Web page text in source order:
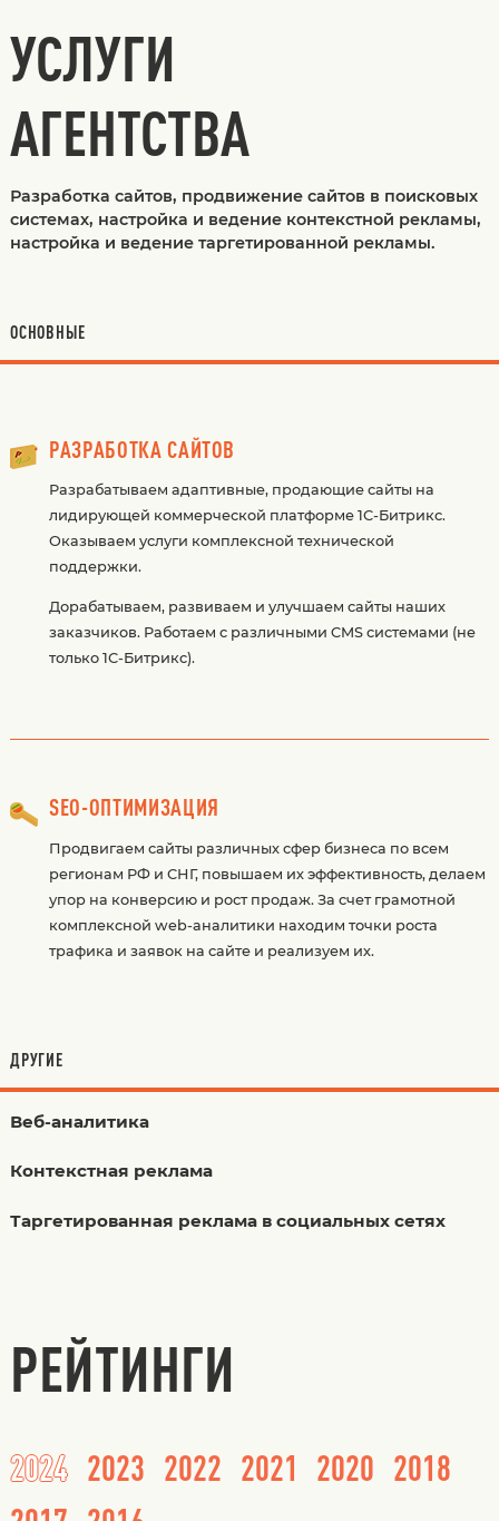
УСЛУГИ
АГЕНТСТВА
Разработка сайтов, продвижение сайтов в поисковых
системах, настройка и ведение контекстной рекламы,
настройка и ведение таргетированной рекламы.
ОСНОВНЫЕ
РАЗРАБОТКА САЙТОВ
Разрабатываем адаптивные, продающие сайты на
лидирующей коммерческой платформе 1С-Битрикс.
Оказываем услуги комплексной технической
поддержки.
Дорабатываем, развиваем и улучшаем сайты наших
заказчиков. Работаем с различными CMS системами (не
только 1С-Битрикс).
SEO-ОПТИМИЗАЦИЯ
Продвигаем сайты различных сфер бизнеса по всем
регионам РФ и СНГ, повышаем их эффективность, делаем
упор на конверсию и рост продаж. За счет грамотной
комплексной web-аналитики находим точки роста
трафика и заявок на сайте и реализуем их.
ДРУГИЕ
Веб-аналитика
Контекстная реклама
Таргетированная реклама в социальных сетях
РЕЙТИНГИ
2024 2023 2022 2021 2020 2018